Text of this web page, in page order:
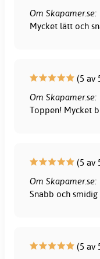
Om Skapamer.se:
Mycket lätt och
(5 av
Om Skapamer.se:
Toppen! Mycket
(5 av
Om Skapamer.se:
Snabb och
(5 av